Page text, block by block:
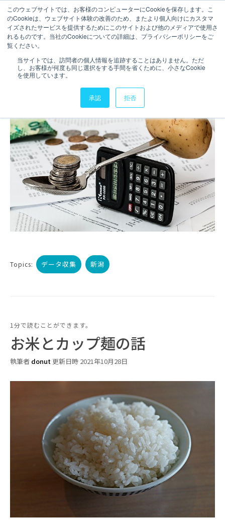
このウェブサイトでは、お客様のコンピューターにCookieを保存します。こ
のCookieは、ウェブサイト体験の改善のため、またより個人向けにカスタマ
イズされたサービスを提供するためにこのサイトおよび他のメディアで使用さ
れるものです。当社のCookieについての詳細は、プライバシーポリシーをご
覧ください。
当サイトでは、訪問者の個人情報を追跡することはありません。ただ
し、お客様が何度も同じ選択をする手間を省くために、小さなCookie
を使用しています。
承認 拒否
ご相談・お問い合わせ
2分で読むことができます。
家計調査の話
執筆者donut更新日時 2022年3月14日
Topics: データ収集 新潟
1分で読むことができます。
お米とカップ麺の話
執筆者 donut 更新日時 2021年10月28日